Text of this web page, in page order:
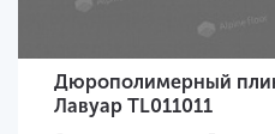
Дюрополимерный
Лавуар TL011011